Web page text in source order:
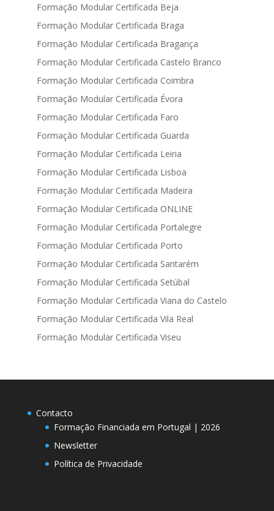
Formação Modular Certificada Beja
Formação Modular Certificada Braga
Formação Modular Certificada Bragança
Formação Modular Certificada Castelo Branco
Formação Modular Certificada Coimbra
Formação Modular Certificada Évora
Formação Modular Certificada Faro
Formação Modular Certificada Guarda
Formação Modular Certificada Leiria
Formação Modular Certificada Lisboa
Formação Modular Certificada Madeira
Formação Modular Certificada ONLINE
Formação Modular Certificada Portalegre
Formação Modular Certificada Porto
Formação Modular Certificada Santarém
Formação Modular Certificada Setúbal
Formação Modular Certificada Viana do Castelo
Formação Modular Certificada Vila Real
Formação Modular Certificada Viseu
Contacto
Formação Financiada em Portugal | 2026
Newsletter
Política de Privacidade